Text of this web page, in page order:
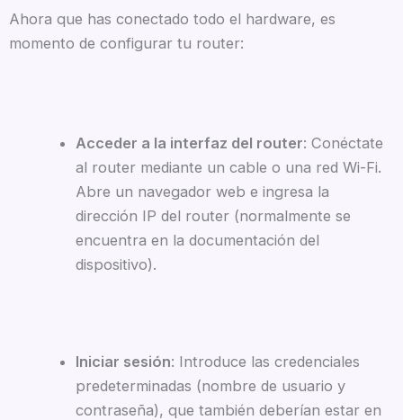
Ahora que has conectado todo el hardware, es
momento de configurar tu router:
Acceder a la interfaz del router: Conéctate
al router mediante un cable o una red Wi-Fi.
Abre un navegador web e ingresa la
dirección IP del router (normalmente se
encuentra en la documentación del
dispositivo).
Iniciar sesión: Introduce las credenciales
predeterminadas (nombre de usuario y
contraseña), que también deberían estar en